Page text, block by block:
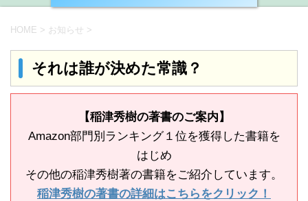
HOME > お知らせ >
それは誰が決めた常識？
【稲津秀樹の著書のご案内】
Amazon部門別ランキング１位を獲得した書籍を
はじめ
その他の稲津秀樹著の書籍をご紹介しています。
稲津秀樹の著書の詳細はこちらをクリック！